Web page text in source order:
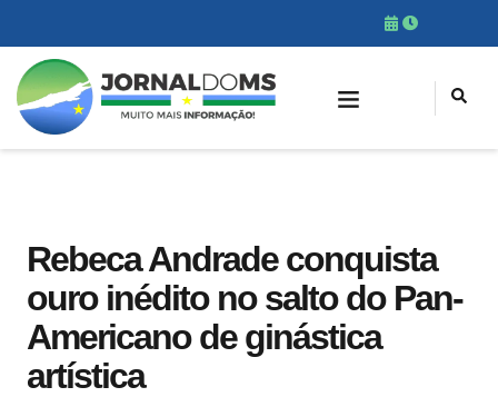
Rebeca Andrade conquista
ouro inédito no salto do Pan-
Americano de ginástica
artística